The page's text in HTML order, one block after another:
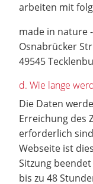
arbeiten mit
made in nature
Osnabrücker
49545
d. Wie lange
Die Daten
Erreichung des
erforderlich
Webseite ist
Sitzung
bis zu 48